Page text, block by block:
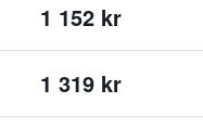
1 152 kr
1 319 kr